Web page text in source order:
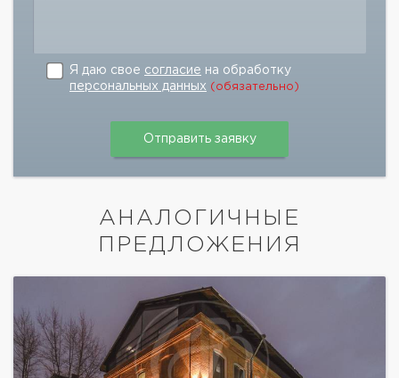
Я даю свое согласие на обработку
персональных данных (обязательно)
АНАЛОГИЧНЫЕ
ПРЕДЛОЖЕНИЯ